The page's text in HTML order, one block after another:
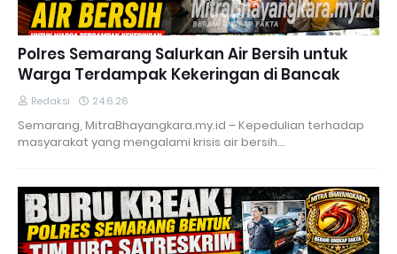
Polres Semarang Salurkan Air Bersih untuk
Warga Terdampak Kekeringan di Bancak
Redaksi 24.6.26
Semarang, MitraBhayangkara.my.id – Kepedulian terhadap
masyarakat yang mengalami krisis air bersih…